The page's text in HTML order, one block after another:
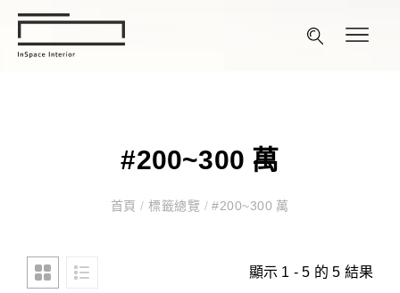
#200~300 萬
首頁/ 標籤總覽 / #200~300 萬
顯示 1 - 5 的 5 結果